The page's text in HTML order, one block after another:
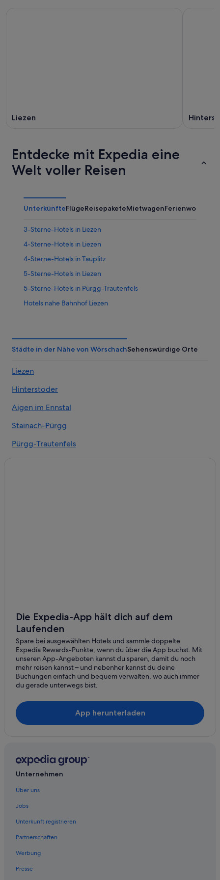
Liezen
Entdecke mit Expedia eine
Welt voller Reisen
UnterkünfteFlügeReisepaketeMietwagen
3-Sterne-Hotels in Liezen
4-Sterne-Hotels in Liezen
4-Sterne-Hotels in Tauplitz
5-Sterne-Hotels in Liezen
5-Sterne-Hotels in Pürgg-Trautenfels
Hotels nahe Bahnhof Liezen
Hotels nahe Bahnhof Wörschach Schwefelbad
Hotels nahe Hauptplatz Stainach
Ferienwohnungen in Liezen
Ferienwohnungen in Liezen
B&B in Liezen
Cottages in Liezen
Pensionen in Liezen
Private Ferienhäuser in Liezen
Private Ferienhäuser in Liezen
Villen in Liezen
Cottages in Niederhofen
Gasthäuser in Pürgg-Trautenfels
Haustierfreundliche in Pürgg-Trautenfels
Hotels mit Wellnessbereich in Pürgg-Trautenfels
Familien in Stainach-Pürgg
Luxus in Stainach-Pürgg
Abenteuer in Stainach-Pürgg
Hotels mit Wellnessbereich in Stainach-Pürgg
Stainach-Pürgg Hotels
Landhotels in Stainach-Pürgg
Städte in der Nähe von WörschachSehenswürdige Orte
Liezen
Hinterstoder
Aigen im Ennstal
Stainach-Pürgg
Pürgg-Trautenfels
Die Expedia-App hält dich auf dem
Laufenden
Spare bei ausgewählten Hotels und sammle doppelte
Expedia Rewards-Punkte, wenn du über die App buchst. Mit
unseren App-Angeboten kannst du sparen, damit du noch
mehr reisen kannst – und nebenher kannst du deine
Buchungen einfach und bequem verwalten, wo auch immer
du gerade unterwegs bist.
App herunterladen
Unternehmen
Über uns
Jobs
Unterkunft registrieren
Partnerschaften
Werbung
Presse